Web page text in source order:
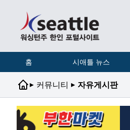
홈 시애틀 뉴스
▸ 커뮤니티 ▸ 자유게시판